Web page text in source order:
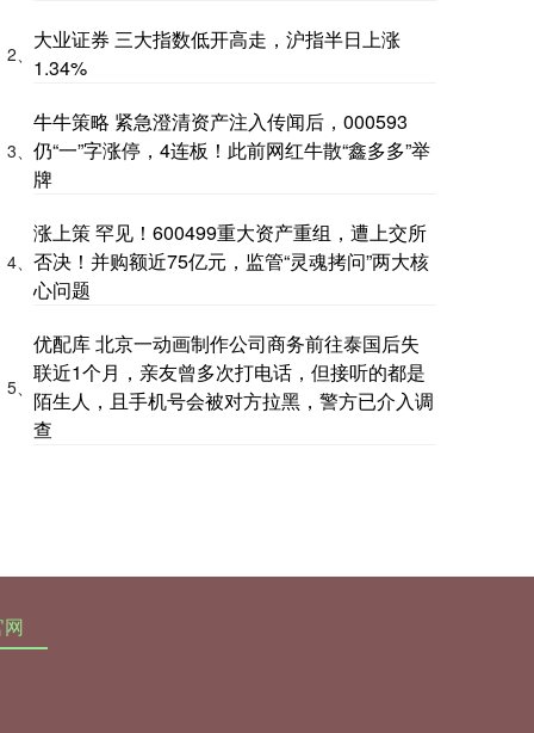
2、
大业证券 三大指数低开高走，沪指半日上涨
1.34%
3、
牛牛策略 紧急澄清资产注入传闻后，000593
仍“一”字涨停，4连板！此前网红牛散“鑫多多”举
牌
4、
涨上策 罕见！600499重大资产重组，遭上交所
否决！并购额近75亿元，监管“灵魂拷问”两大核
心问题
5、
优配库 北京一动画制作公司商务前往泰国后失
联近1个月，亲友曾多次打电话，但接听的都是
陌生人，且手机号会被对方拉黑，警方已介入调
查